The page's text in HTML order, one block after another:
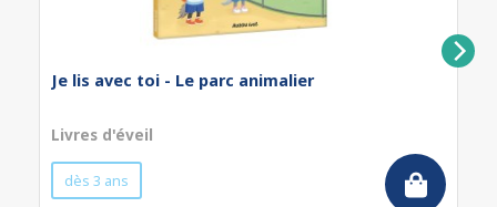
Je lis avec toi - Le parc animalier
Livres d'éveil
dès 3 ans